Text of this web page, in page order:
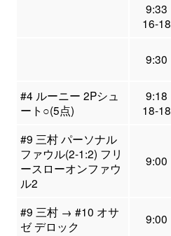
9:33
16-18
9:30
#4 ルーニー 2Pシュ
ート○(5点)
9:18
18-18
#9 三村 パーソナル
ファウル(2-1:2) フリ
ースローオンファウ
ル2
9:00
#9 三村 → #10 オサ
ゼ デロック
9:00